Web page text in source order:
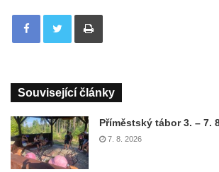
Tisknout
Související články
Příměstský tábor 3. – 7.
7. 8. 2026